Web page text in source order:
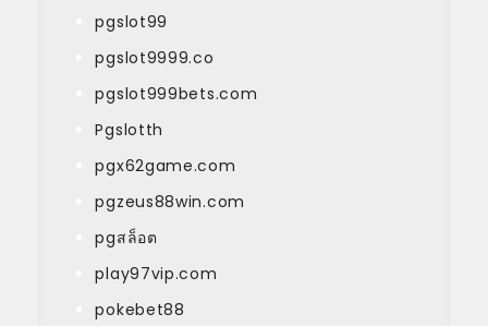
pgslot99
pgslot9999.co
pgslot999bets.com
Pgslotth
pgx62game.com
pgzeus88win.com
pgสล็อต
play97vip.com
pokebet88